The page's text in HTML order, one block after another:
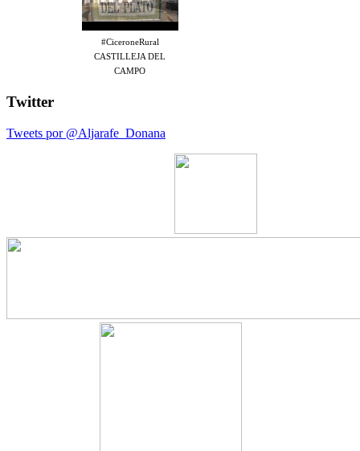
#CiceroneRural
CASTILLEJA DEL
CAMPO
Twitter
Tweets por @Aljarafe_Donana